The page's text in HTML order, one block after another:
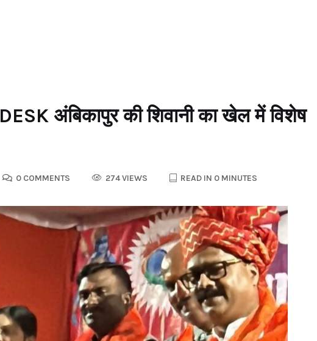
अंबिकापुर की शिवानी का खेल में विशेष
0 COMMENTS 274 VIEWS READ IN 0 MINUTES